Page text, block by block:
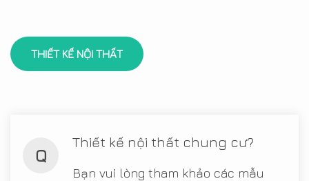
THIẾT KẾ NỘI THẤT
Q
Thiết kế nội thất chung cư?
Bạn vui lòng tham khảo các mẫu